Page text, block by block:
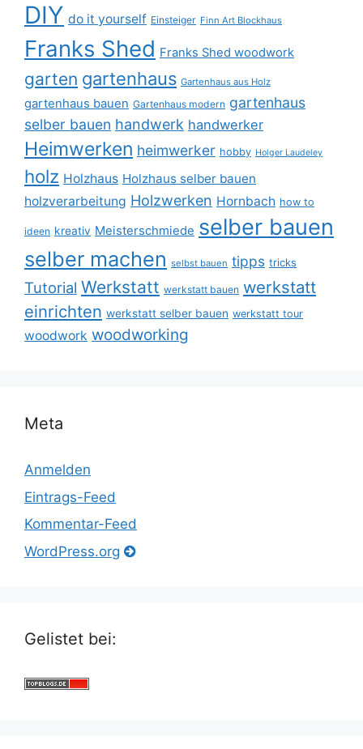
DIY do it yourself Einsteiger Finn Art Blockhaus
Franks Shed Franks Shed woodwork
garten gartenhaus Gartenhaus aus Holz
gartenhaus bauen Gartenhaus modern gartenhaus
selber bauen handwerk handwerker
Heimwerken heimwerker hobby Holger Laudeley
holz Holzhaus Holzhaus selber bauen
holzverarbeitung Holzwerken Hornbach how to
ideen kreativ Meisterschmiede selber bauen
selber machen selbst bauen tipps tricks
Tutorial Werkstatt werkstatt bauen werkstatt
einrichten werkstatt selber bauen werkstatt tour
woodwork woodworking
Meta
Anmelden
Eintrags-Feed
Kommentar-Feed
WordPress.org
Gelistet bei: